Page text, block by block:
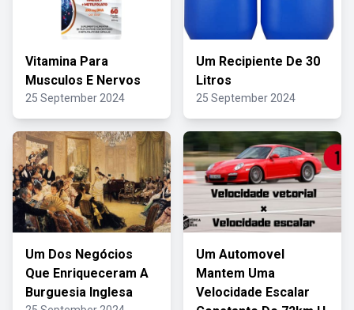
Vitamina Para
Musculos E Nervos
25 September 2024
Um Recipiente De 30
Litros
25 September 2024
Um Dos Negócios
Que Enriqueceram A
Burguesia Inglesa
Um Automovel
Mantem Uma
Velocidade Escalar